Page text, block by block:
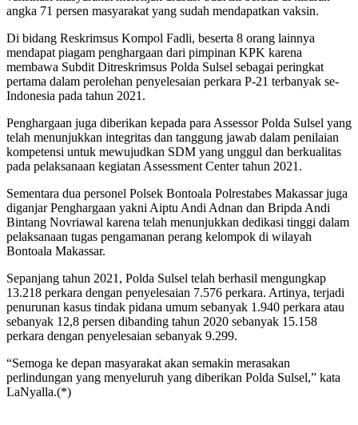
angka 71 persen masyarakat yang sudah mendapatkan vaksin.
Di bidang Reskrimsus Kompol Fadli, beserta 8 orang lainnya
mendapat piagam penghargaan dari pimpinan KPK karena
membawa Subdit Ditreskrimsus Polda Sulsel sebagai peringkat
pertama dalam perolehan penyelesaian perkara P-21 terbanyak se-
Indonesia pada tahun 2021.
Penghargaan juga diberikan kepada para Assessor Polda Sulsel yang
telah menunjukkan integritas dan tanggung jawab dalam penilaian
kompetensi untuk mewujudkan SDM yang unggul dan berkualitas
pada pelaksanaan kegiatan Assessment Center tahun 2021.
Sementara dua personel Polsek Bontoala Polrestabes Makassar juga
diganjar Penghargaan yakni Aiptu Andi Adnan dan Bripda Andi
Bintang Novriawal karena telah menunjukkan dedikasi tinggi dalam
pelaksanaan tugas pengamanan perang kelompok di wilayah
Bontoala Makassar.
Sepanjang tahun 2021, Polda Sulsel telah berhasil mengungkap
13.218 perkara dengan penyelesaian 7.576 perkara. Artinya, terjadi
penurunan kasus tindak pidana umum sebanyak 1.940 perkara atau
sebanyak 12,8 persen dibanding tahun 2020 sebanyak 15.158
perkara dengan penyelesaian sebanyak 9.299.
“Semoga ke depan masyarakat akan semakin merasakan
perlindungan yang menyeluruh yang diberikan Polda Sulsel,” kata
LaNyalla.(*)